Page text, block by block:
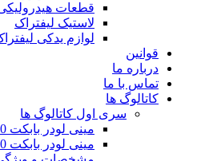
قطعات
لاستیک لیفتراک
لوازم یدکی
قوانین
درباره ما
تماس با ما
کاتالوگ ها
سری اول کاتالوگ ها
مینی لودر بابکت Bobcat A770